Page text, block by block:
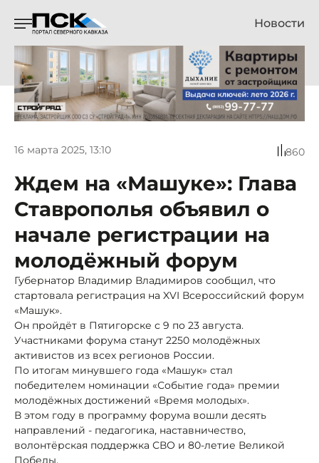
Новости
16 марта 2025, 13:10 860
Ждем на «Машуке»: Глава
Ставрополья объявил о
начале регистрации на
молодёжный форум
Губернатор Владимир Владимиров сообщил, что
стартовала регистрация на XVI Всероссийский форум
«Машук».
Он пройдёт в Пятигорске с 9 по 23 августа.
Участниками форума станут 2250 молодёжных
активистов из всех регионов России.
По итогам минувшего года «Машук» стал
победителем номинации «Событие года» премии
молодёжных достижений «Время молодых».
В этом году в программу форума вошли десять
направлений - педагогика, наставничество,
волонтёрская поддержка СВО и 80-летие Великой
Победы.